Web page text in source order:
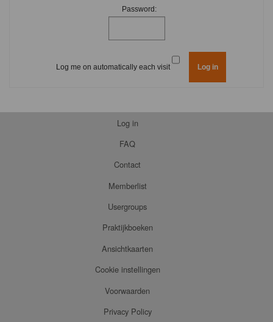
Password:
Log me on automatically each visit
Log in
FAQ
Contact
Memberlist
Usergroups
Praktijkboeken
Ansichtkaarten
Cookie instellingen
Voorwaarden
Privacy Policy